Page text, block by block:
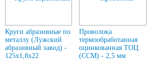
Круги абразивные по
металлу (Лужский
абразивный завод) -
125х1,8х22
Проволока
термообработанная
оцинкованная ТОЦ
(ССМ) - 2,5 мм